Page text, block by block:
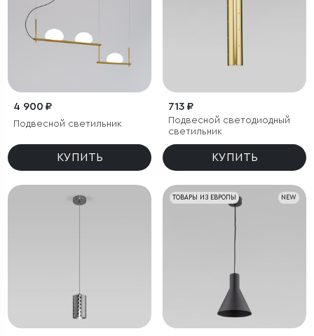
4 900 ₽
Подвесной светильник
КУПИТЬ
713 ₽
Подвесной светодиодный
светильник
КУПИТЬ
NEW
ТОВАРЫ ИЗ ЕВРОПЫ